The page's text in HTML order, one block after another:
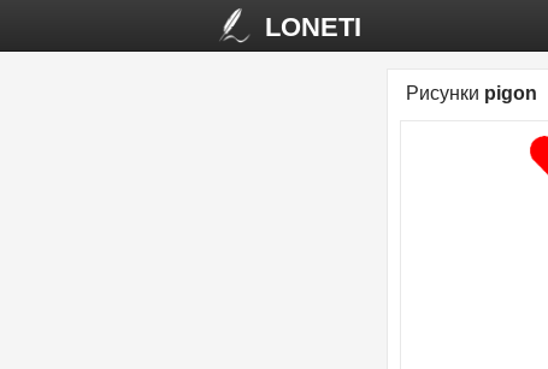
LONETI
Рисунки pigon